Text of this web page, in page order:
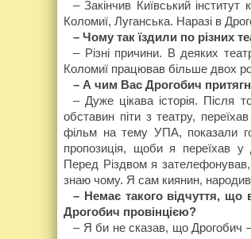
– Закінчив Київський
Коломиї, Луганська. Наразі в
– Чому так їздили по різних
– Різні причини. В деяких
Коломиї працював більше двох
– А чим Вас Дрогобич
– Дуже цікава історія. Після
обставин піти з театру,
фільм на тему УПА, показали
пропозиція, щоби я переїхав у
Перед Різдвом я
знаю чому. Я сам киянин,
– Немає такого відчуття, що
Дрогобич провінцією?
– Я би не сказав, що Дрогобич